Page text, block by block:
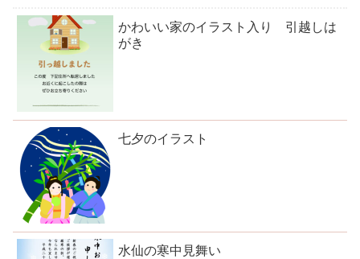
かわいい家のイラスト入り 引越しは
がき
七夕のイラスト
水仙の寒中見舞い